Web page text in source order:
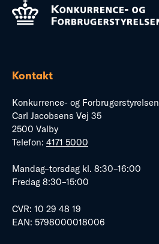
Kontakt
Konkurrence- og Forbrugerstyrelsen
Carl Jacobsens Vej 35
2500 Valby
Telefon: 4171 5000
Mandag–torsdag kl. 8:30–16:00
Fredag 8:30–15:00
CVR: 10 29 48 19
EAN: 5798000018006